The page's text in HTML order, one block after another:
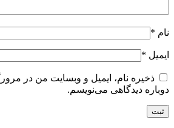
نام *
ایمیل *
ذخیره نام، ایمیل و وبسایت من در
دوباره دیدگاهی می‌نویسم.